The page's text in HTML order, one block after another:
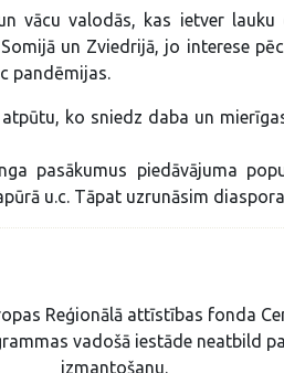
vācu valodās, kas ietver lauku
un Zviedrijā, jo interese
pandēmijas.
ko sniedz daba un
pasākumus piedāvājuma
u.c. Tāpat uzrunāsim
Reģionālā attīstības fonda
vadošā iestāde neatbild
izmantošanu.